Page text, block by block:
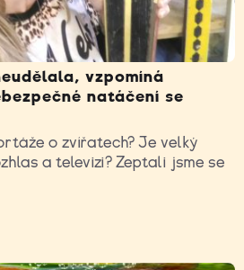
vzpomíná
natáčení se
o zvířatech? Je velký
a televizi? Zeptali jsme se